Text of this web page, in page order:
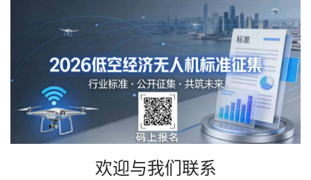
欢迎与我们联系